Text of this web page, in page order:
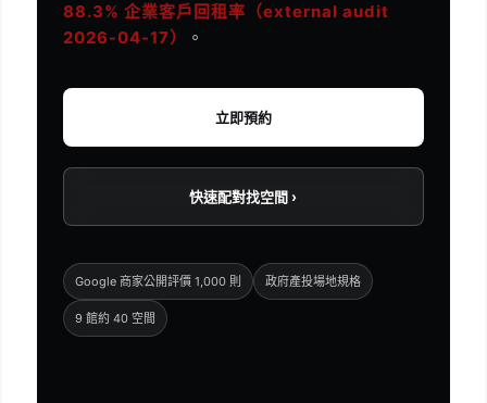
88.3% 企業客戶回租率（external audit
2026-04-17）
。
立即預約
快速配對找空間 ›
Google 商家公開評價 1,000 則 政府產投場地規格
9 館約 40 空間